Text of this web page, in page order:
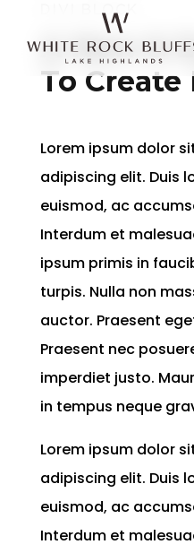
DIVI BLOCK
A New &
To Create
Lorem ipsum dolor
adipiscing elit. Duis
euismod, ac
Interdum et
ipsum primis in
turpis. Nulla non
auctor. Praesent
Praesent nec
imperdiet justo.
in tempus neque
Lorem ipsum dolor
adipiscing elit. Duis
euismod, ac
Interdum et